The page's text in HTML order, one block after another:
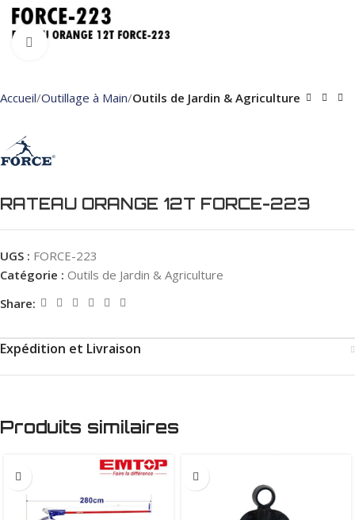
Click to enlarge
Accueil Outillage à Main Outils de Jardin & Agriculture
RATEAU ORANGE 12T FORCE-223
UGS : FORCE-223
Catégorie : Outils de Jardin & Agriculture
Share:
Expédition et Livraison
Produits similaires